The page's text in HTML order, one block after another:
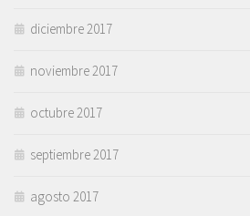
diciembre 2017
noviembre 2017
octubre 2017
septiembre 2017
agosto 2017